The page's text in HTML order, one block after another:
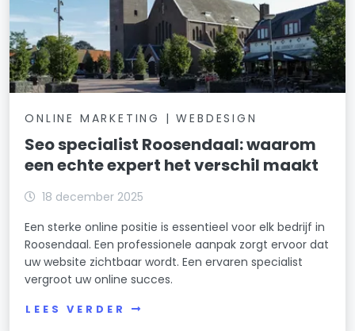
ONLINE MARKETING | WEBDESIGN
Seo specialist Roosendaal: waarom
een echte expert het verschil maakt
18 december 2025
Een sterke online positie is essentieel voor elk bedrijf in
Roosendaal. Een professionele aanpak zorgt ervoor dat
uw website zichtbaar wordt. Een ervaren specialist
vergroot uw online succes.
LEES VERDER